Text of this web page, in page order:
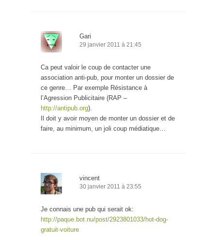
Gari
29 janvier 2011 à 21:45
Ca peut valoir le coup de contacter une
association anti-pub, pour monter un dossier de
ce genre… Par exemple Résistance à
l’Agression Publicitaire (RAP –
http://antipub.org).
Il doit y avoir moyen de monter un dossier et de
faire, au minimum, un joli coup médiatique…
vincent
30 janvier 2011 à 23:55
Je connais une pub qui serait ok:
http://paque.bot.nu/post/2923801033/hot-dog-
gratuit-voiture